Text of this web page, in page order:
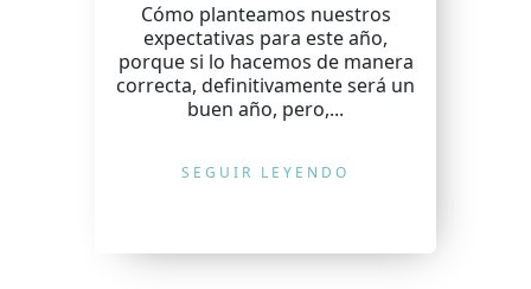
Cómo planteamos nuestros
expectativas para este año,
porque si lo hacemos de manera
correcta, definitivamente será un
buen año, pero,...
SEGUIR LEYENDO